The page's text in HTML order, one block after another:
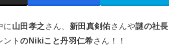
に 山田孝之 さん、 新田真剣佑さんや謎の社長
ントのNikiこと丹羽仁希さん！！